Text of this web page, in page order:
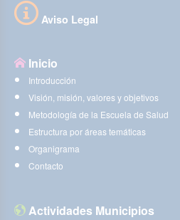
Aviso Legal
Inicio
Introducción
Visión, misión, valores y objetivos
Metodología de la Escuela de Salud
Estructura por áreas temáticas
Organigrama
Contacto
Actividades Municipios